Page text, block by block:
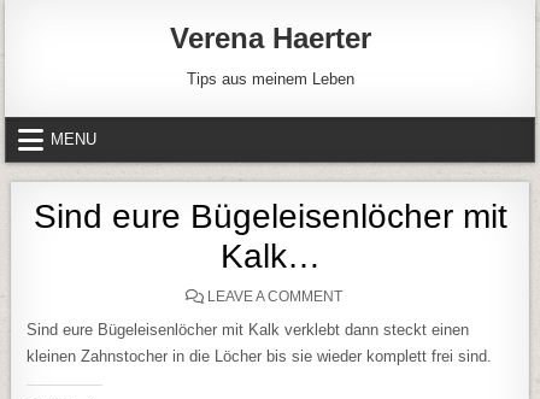
Verena Haerter
Tips aus meinem Leben
MENU
Sind eure Bügeleisenlöcher mit
Kalk…
LEAVE A COMMENTON SIND EURE
Sind eure Bügeleisenlöcher mit Kalk verklebt dann steckt einen
kleinen Zahnstocher in die Löcher bis sie wieder komplett frei sind.